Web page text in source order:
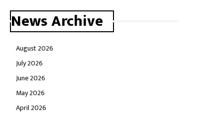
News Archive
August 2026
July 2026
June 2026
May 2026
April 2026